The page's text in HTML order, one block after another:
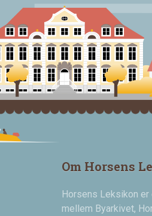
Om Horsens
Horsens Leksikon er
mellem Byarkivet,